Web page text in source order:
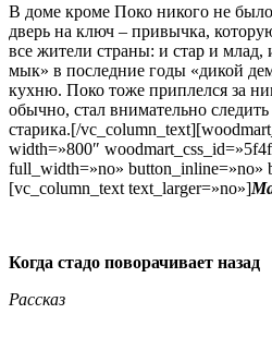
В доме кроме Поко никого не
дверь на ключ – привычка,
все жители страны: и стар и млад,
мык» в последние годы «дикой
кух­ню. Поко тоже приплелся за
обычно, стал внимательно
старика.[/
width=»800″
full_width=»no» button_inline=»no»
[vc_column_text text_larger=»no»]
Когда стадо поворачивает назад
Рассказ